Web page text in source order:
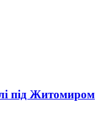
під Житомиром